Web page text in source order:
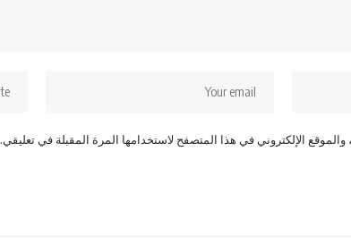
الإلكتروني في هذا المتصفح لاستخدامها المرة المقبلة في تعليقي.